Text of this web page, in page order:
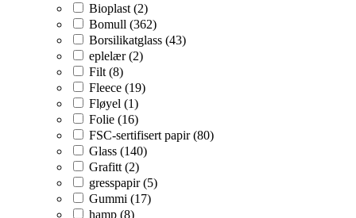
Bioplast (2)
Bomull (362)
Borsilikatglass (43)
eplelær (2)
Filt (8)
Fleece (19)
Fløyel (1)
Folie (16)
FSC-sertifisert papir (80)
Glass (140)
Grafitt (2)
gresspapir (5)
Gummi (17)
hamp (8)